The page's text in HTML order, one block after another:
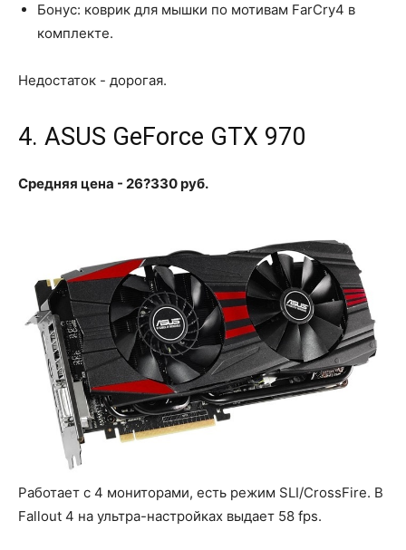
Бонус: коврик для мышки по мотивам FarCry4 в
комплекте.
Недостаток - дорогая.
4. ASUS GeForce GTX 970
Средняя цена - 26?330 руб.
Работает с 4 мониторами, есть режим SLI/CrossFire. В
Fallout 4 на ультра-настройках выдает 58 fps.